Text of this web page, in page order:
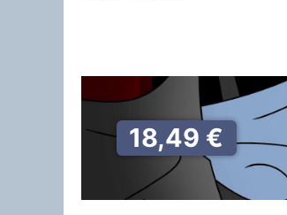
18,49 €